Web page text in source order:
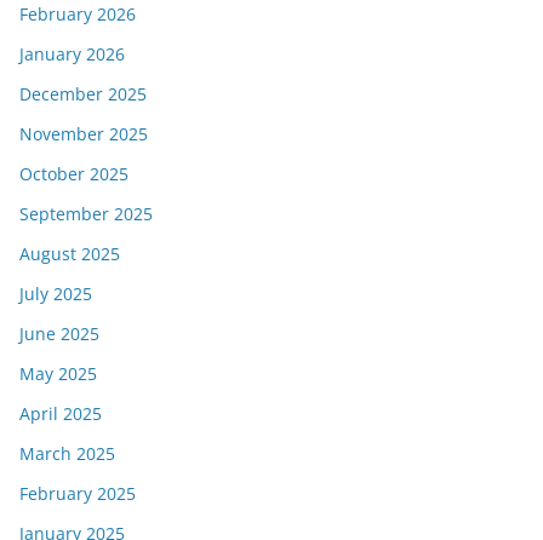
February 2026
January 2026
December 2025
November 2025
October 2025
September 2025
August 2025
July 2025
June 2025
May 2025
April 2025
March 2025
February 2025
January 2025